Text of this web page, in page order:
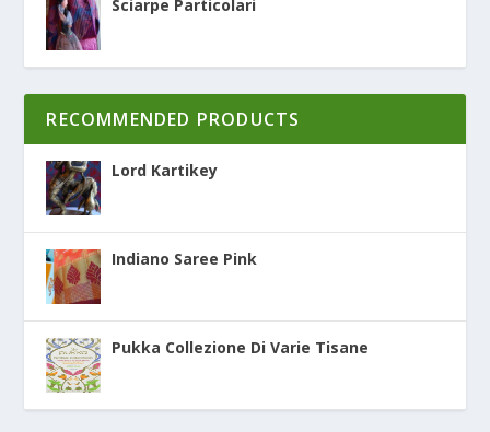
Sciarpe Particolari
RECOMMENDED PRODUCTS
Lord Kartikey
Indiano Saree Pink
Pukka Collezione Di Varie Tisane